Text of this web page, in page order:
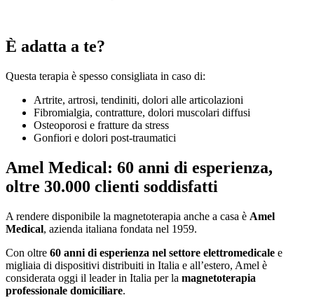
È adatta a te?
Questa terapia è spesso consigliata in caso di:
Artrite, artrosi, tendiniti, dolori alle articolazioni
Fibromialgia, contratture, dolori muscolari diffusi
Osteoporosi e fratture da stress
Gonfiori e dolori post-traumatici
Amel Medical: 60 anni di esperienza,
oltre 30.000 clienti soddisfatti
A rendere disponibile la magnetoterapia anche a casa è Amel
Medical, azienda italiana fondata nel 1959.
Con oltre 60 anni di esperienza nel settore elettromedicale e
migliaia di dispositivi distribuiti in Italia e all’estero, Amel è
considerata oggi il leader in Italia per la magnetoterapia
professionale domiciliare.